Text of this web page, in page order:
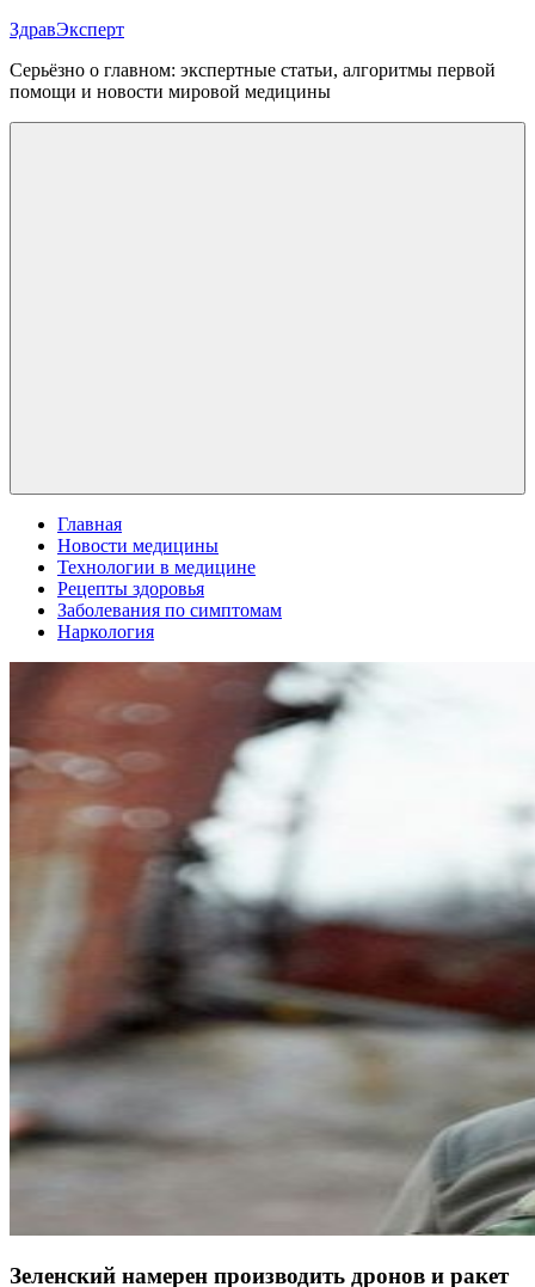
Перейти
содержимому
ЗдравЭксперт
Серьёзно о главном: экспертные статьи, алгоритмы первой
помощи и новости мировой медицины
Главная
Новости медицины
Технологии в медицине
Рецепты здоровья
Заболевания по симптомам
Наркология
Зеленский намерен производить дронов и ракет